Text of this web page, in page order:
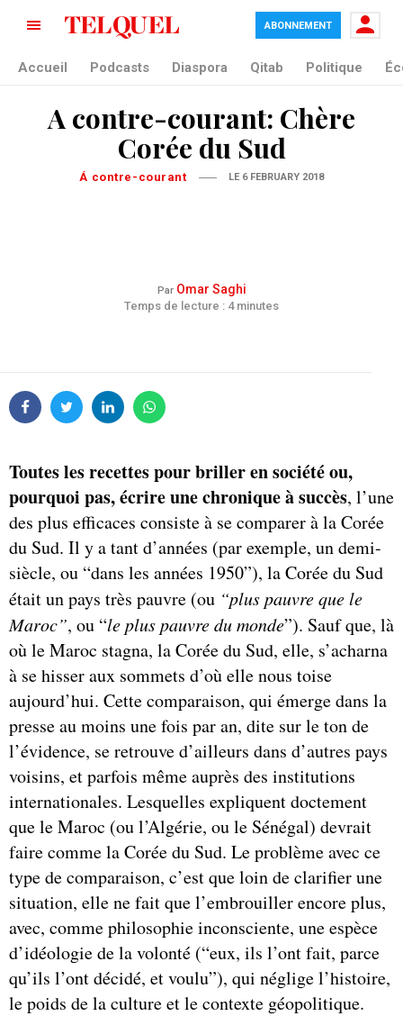
ABONNEMENT
Accueil Podcasts Diaspora Qitab Politique
A contre-courant: Chère
Corée du Sud
Á contre-courant LE 6 FEBRUARY 2018
ParOmar Saghi
Temps de lecture : 4 minutes
Toutes les recettes pour briller en société ou,
pourquoi pas, écrire une chronique à succès, l’une
des plus efficaces consiste à se comparer à la Corée
du Sud. Il y a tant d’années (par exemple, un demi-
siècle, ou “dans les années 1950”), la Corée du Sud
était un pays très pauvre (ou “plus pauvre que le
Maroc”, ou “le plus pauvre du monde”). Sauf que, là
où le Maroc stagna, la Corée du Sud, elle, s’acharna
à se hisser aux sommets d’où elle nous toise
aujourd’hui. Cette comparaison, qui émerge dans la
presse au moins une fois par an, dite sur le ton de
l’évidence, se retrouve d’ailleurs dans d’autres pays
voisins, et parfois même auprès des institutions
internationales. Lesquelles expliquent doctement
que le Maroc (ou l’Algérie, ou le Sénégal) devrait
faire comme la Corée du Sud. Le problème avec ce
type de comparaison, c’est que loin de clarifier une
situation, elle ne fait que l’embrouiller encore plus,
avec, comme philosophie inconsciente, une espèce
d’idéologie de la volonté (“eux, ils l’ont fait, parce
qu’ils l’ont décidé, et voulu”), qui néglige l’histoire,
le poids de la culture et le contexte géopolitique.